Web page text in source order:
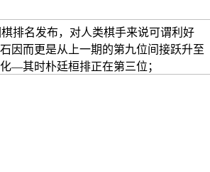
排名发布，对人类棋手来说可谓利好
因而更是从上一期的第九位间接跃升至
—其时朴廷桓排正在第三位；